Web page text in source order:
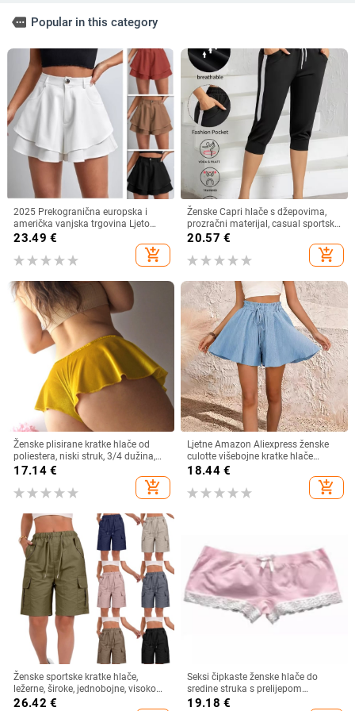
more Popular in this category
2025 Prekogranična europska i
američka vanjska trgovina Ljeto
Novi stil Ženske visoke struka
Dvoslojne labave modne ležerne
mikro hlače u jednoj boji
23.49 €
add_shopping_cart
Ženske Capri hlače s džepovima,
prozračni materijal, casual sportski
stil, kapri duljina, udoban kroj
20.57 €
add_shopping_cart
Ženske plisirane kratke hlače od
poliestera, niski struk, 3/4 dužina,
ulični stil
17.14€
add_shopping_cart
Ljetne Amazon Aliexpress ženske
culotte višebojne kratke hlače
suknja široki struk široke kratke
18.44€
add_shopping_cart
Ženske sportske kratke hlače,
ležerne, široke, jednobojne, visokog
struka, s vezicama, cargo
26.42 €
Seksi čipkaste ženske hlače do
sredine struka s prelijepom
mašnom, višebojne mini prozračne
19.18 €